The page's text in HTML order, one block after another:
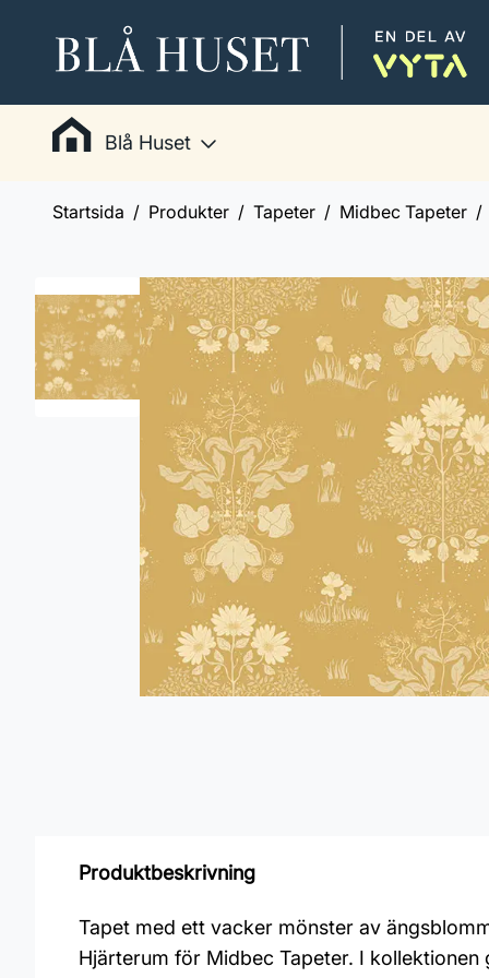
Blå Huset
Startsida Produkter Tapeter Midbec Tapeter
Produktbeskrivning
Tapet med ett vacker mönster av
Hjärterum för Midbec Tapeter. I